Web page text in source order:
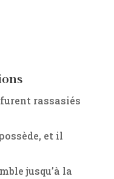
rassasiés
et il
jusqu’à la